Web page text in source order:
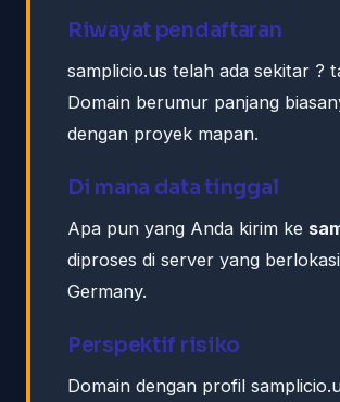
Riwayat pendaftaran
samplicio.us telah ada sekitar ?
Domain berumur panjang
dengan proyek mapan.
Di mana data tinggal
Apa pun yang Anda kirim ke
diproses di server yang
Germany.
Perspektif risiko
Domain dengan profil